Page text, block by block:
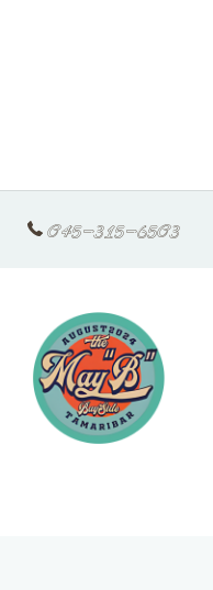
045-315-6503